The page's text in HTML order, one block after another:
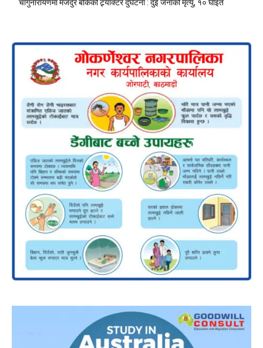
चाँगुनारायणमा मजदुर बोकेको ट्र्याक्टर दुर्घटना : दुई जनाको मृत्यु, १० घाइते